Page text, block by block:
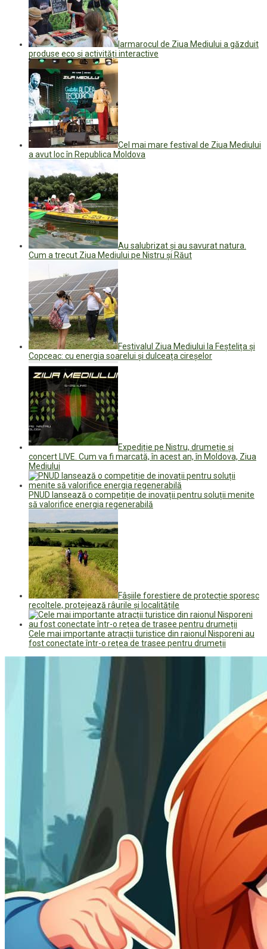
Iarmarocul de Ziua Mediului a găzduit
produse eco și activități interactive
Cel mai mare festival de Ziua Mediului
a avut loc în Republica Moldova
Au salubrizat și au savurat natura.
Cum a trecut Ziua Mediului pe Nistru și Răut
Festivalul Ziua Mediului la Feștelița și
Copceac: cu energia soarelui și dulceața cireșelor
Expediție pe Nistru, drumeție și
concert LIVE. Cum va fi marcată, în acest an, în Moldova, Ziua
Mediului
PNUD lansează o competiție de inovații pentru soluții menite
să valorifice energia regenerabilă
Fâșiile forestiere de protecție sporesc
recoltele, protejează râurile și localitățile
Cele mai importante atracții turistice din raionul Nisporeni au
fost conectate într-o rețea de trasee pentru drumeții